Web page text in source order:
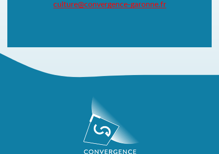
culture@convergence-garonne.fr